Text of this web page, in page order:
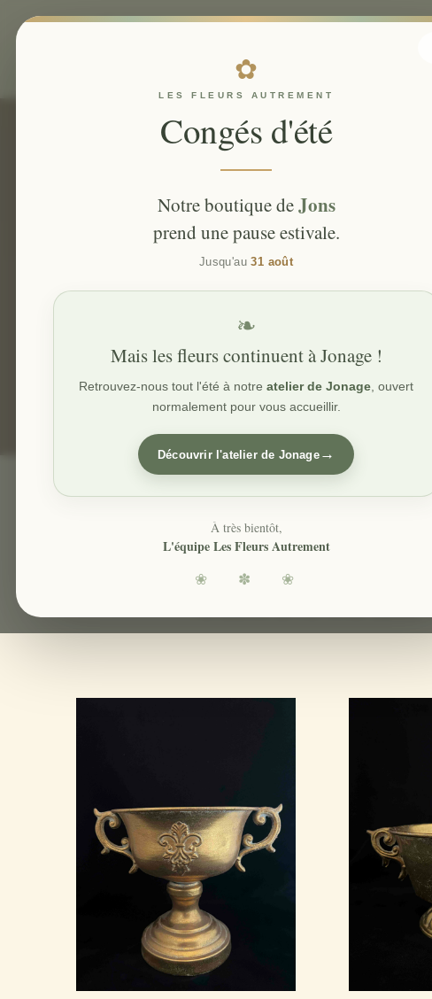
✿
LES FLEURS AUTREMENT
Congés d'été
Notre boutique deJons
prend une pause estivale.
Jusqu'au31 août
❧
Mais les fleurs continuent à Jonage !
Retrouvez-nous tout l'été à notre atelier de Jonage , ouvert
normalement pour vous accueillir.
Découvrir l'atelier de Jonage→
À très bientôt,
L'équipe Les Fleurs Autrement
❀ ✽ ❀
nous vous proposons une
recherchiez des vases, des
l’ambiance de vos rêves.